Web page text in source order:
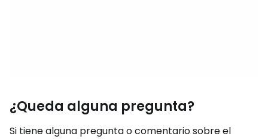
¿Queda alguna pregunta?
Si tiene alguna pregunta o comentario sobre el